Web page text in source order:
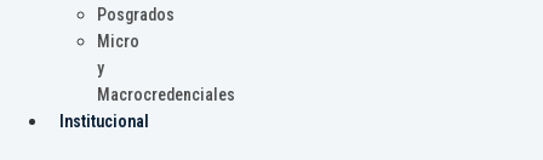
Posgrados
Micro
y
Macrocredenciales
Institucional